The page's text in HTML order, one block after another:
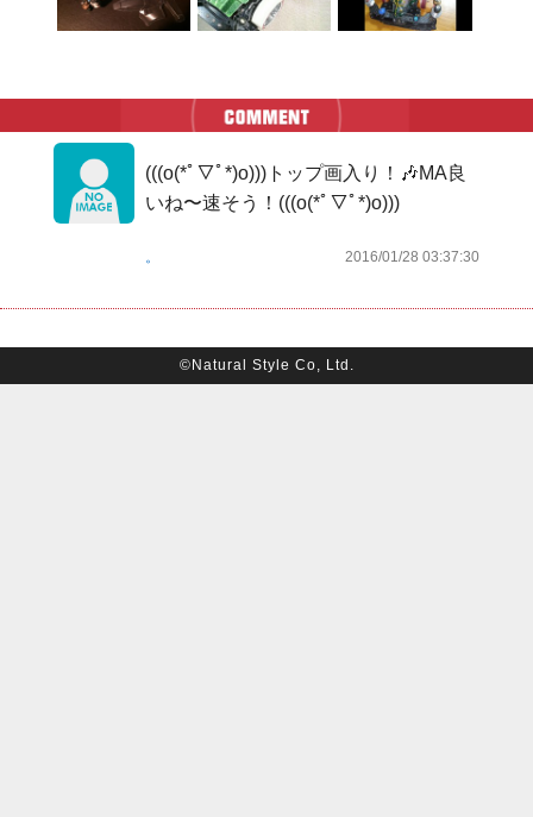
(((o(*ﾟ▽ﾟ*)o)))トップ画入り！🎶MA良
いね〜速そう！(((o(*ﾟ▽ﾟ*)o)))
。 2016/01/28 03:37:30
©Natural Style Co, Ltd.